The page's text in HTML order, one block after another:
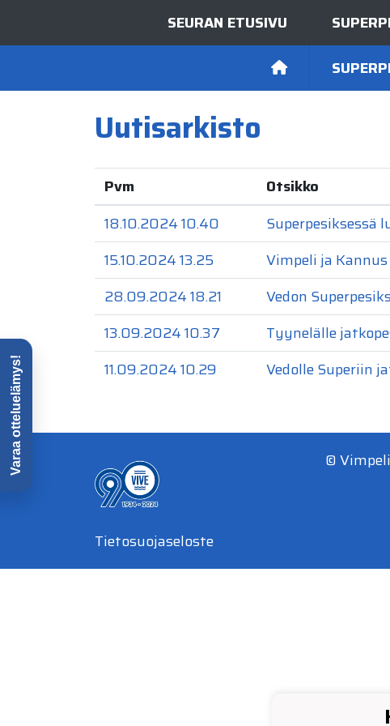
SEURAN ETUSIVU
Uutisarkisto
Pvm Otsikko
18.10.2024 10.40
Superpesiksessä
15.10.2024 13.25
Vimpeli ja
28.09.2024 18.21
Vedon
13.09.2024 10.37
Tyynelälle
11.09.2024 10.29
Vedolle Superiin
Tietosuojaseloste
©